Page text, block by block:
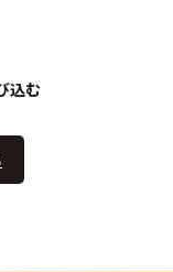
込む